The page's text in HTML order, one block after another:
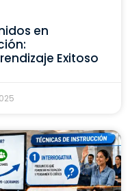
en
Exitoso